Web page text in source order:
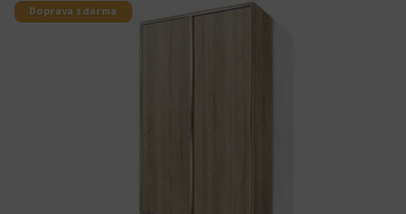
Doprava zdarma